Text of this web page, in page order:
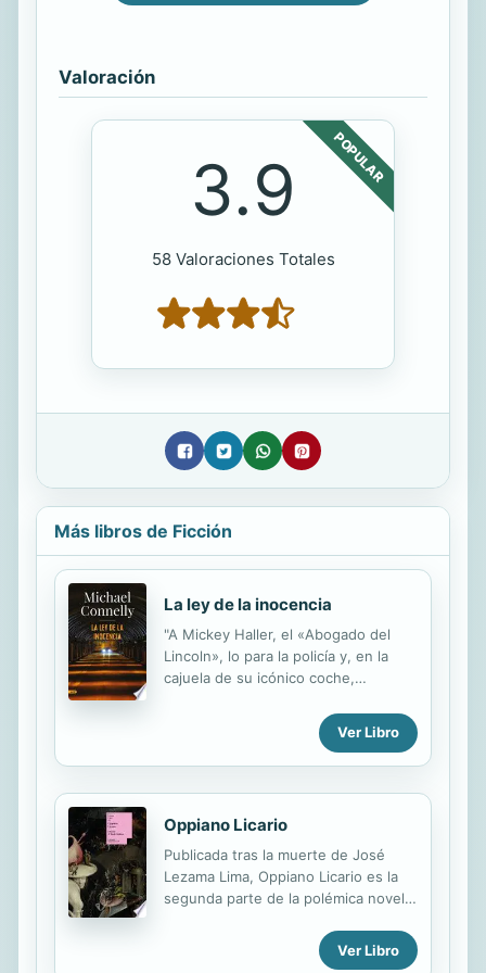
Valoración
POPULAR
3.9
58 Valoraciones Totales
Más libros de Ficción
La ley de la inocencia
"A Mickey Haller, el «Abogado del
Lincoln», lo para la policía y, en la
cajuela de su icónico coche,
clientes. Haller es acusado de
asesinato y no puede afrontar la
exorbitante fianza de 5 millones de
Mickey elige ejercer de su propio
abogado y comienza a construir la
estrategia de su defensa desde una
celda en la prisión de Twin Towers,
tiempo que no puede dejar de mirar
por encima del hombro... porque,
Ver Libro
Oppiano Licario
Publicada tras la muerte de José
Lezama Lima, Oppiano Licario es la
segunda parte de la polémica novela
universo narrativo de Lezama rebasa
los marcos de la saga familiar y se
Ver Libro